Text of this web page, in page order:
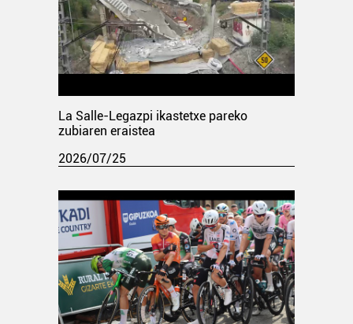
La Salle-Legazpi ikastetxe pareko
zubiaren eraistea
2026/07/25